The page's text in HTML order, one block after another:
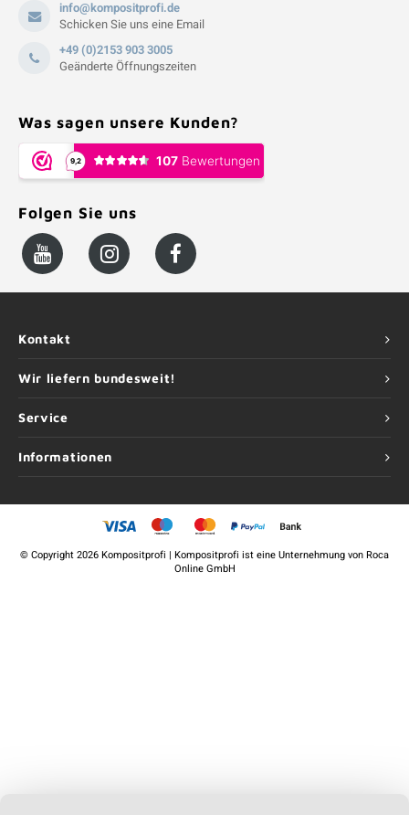
info@kompositprofi.de
Schicken Sie uns eine Email
+49 (0)2153 903 3005
Geänderte Öffnungszeiten
Was sagen unsere Kunden?
Folgen Sie uns
Kontakt
Wir liefern bundesweit!
Service
Informationen
©Copyright2026 Kompositprofi | Kompositprofi ist eine Unternehmung vonRoca
Online GmbH